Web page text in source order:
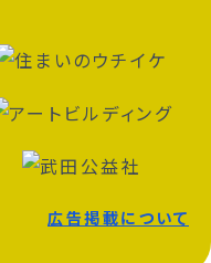
広告掲載について